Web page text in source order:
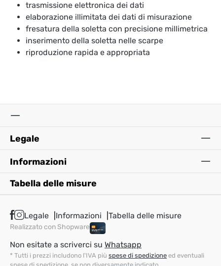
trasmissione elettronica dei dati
elaborazione illimitata dei dati di misurazione
fresatura della soletta con precisione millimetrica
inserimento della soletta nelle scarpe
riproduzione rapida e appropriata
Legale
Informazioni
Tabella delle misure
Legale Informazioni Tabella delle misure
Realizzato con Shopware
Non esitate a scriverci su Whatsapp
* Tutti i prezzi includono l'IVA più spese di spedizione ed eventuali